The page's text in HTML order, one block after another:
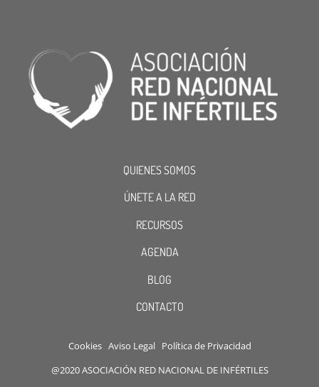
QUIENES SOMOS
ÚNETE A LA RED
RECURSOS
AGENDA
BLOG
CONTACTO
Cookies Aviso Legal Política de Privacidad
@2020 ASOCIACIÓN RED NACIONAL DE INFÉRTILES